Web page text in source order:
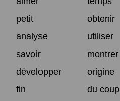
petit
obtenir
analyse
utiliser
savoir
montrer
développer
origine
fin
du coup